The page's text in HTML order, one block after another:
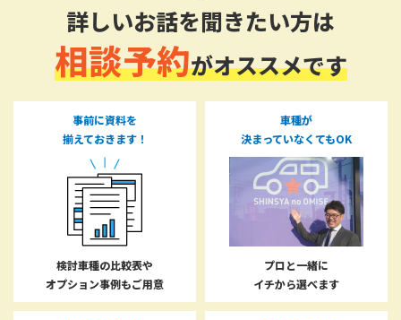
詳しいお話を聞きたい方は
相談予約がオススメです
事前に資料を
揃えておきます！
検討車種の比較表や
オプション事例もご用意
車種が
決まっていなくてもOK
プロと一緒に
イチから選べます